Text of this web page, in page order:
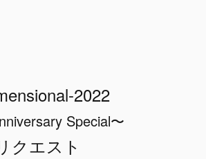
2022
Special〜
クエスト